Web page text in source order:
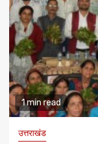
1 min read
उत्तराखंड